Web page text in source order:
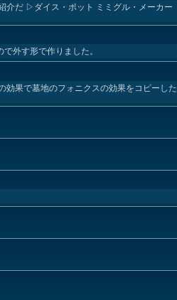
介だ ▷ダイス・ポット ミミグル・メーカー
外す形で作りました。
効果で墓地のフォニクスの効果をコピーした